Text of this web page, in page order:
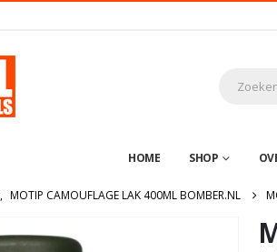
HOME SHOP
, MOTIP CAMOUFLAGE LAK 400ML BOMBER.NL